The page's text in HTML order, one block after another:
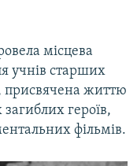
місцева
учнів старших
присвячена життю
загиблих героїв,
фільмів.